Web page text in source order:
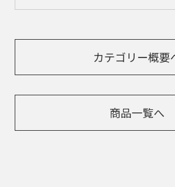
カテゴリー概要
商品一覧へ